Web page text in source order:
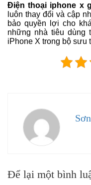
Điện thoại iphone x
luôn thay đổi và cập
bảo quyền lợi cho
những nhà tiêu dùng
iPhone X trong bộ sưu
Để lại một bình